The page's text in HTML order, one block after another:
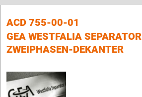
ACD 755-00-01
GEA WESTFALIA SEPARATOR
ZWEIPHASEN-DEKANTER